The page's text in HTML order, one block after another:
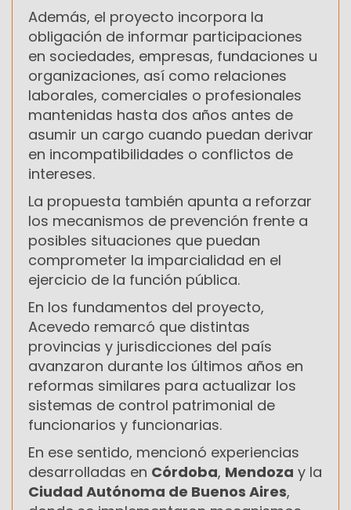
Además, el proyecto incorpora la
obligación de informar participaciones
en sociedades, empresas, fundaciones u
organizaciones, así como relaciones
laborales, comerciales o profesionales
mantenidas hasta dos años antes de
asumir un cargo cuando puedan derivar
en incompatibilidades o conflictos de
intereses.
La propuesta también apunta a reforzar
los mecanismos de prevención frente a
posibles situaciones que puedan
comprometer la imparcialidad en el
ejercicio de la función pública.
En los fundamentos del proyecto,
Acevedo remarcó que distintas
provincias y jurisdicciones del país
avanzaron durante los últimos años en
reformas similares para actualizar los
sistemas de control patrimonial de
funcionarios y funcionarias.
En ese sentido, mencionó experiencias
desarrolladas en Córdoba, Mendoza y la
Ciudad Autónoma de Buenos Aires,